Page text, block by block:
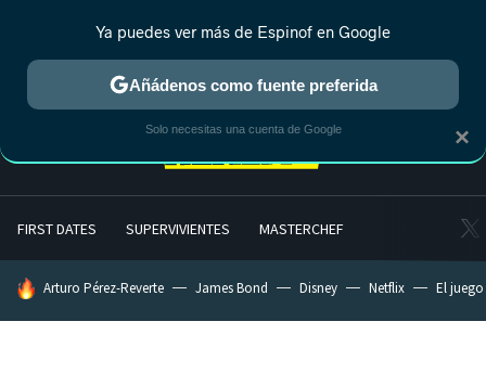
FIRST DATES SUPERVIVIENTES MASTERCHEF
HOY SE HABLA DE
Arturo Pérez-Reverte James Bond Disney Netflix El
×
Ya puedes ver más de Espinof en Google
Añádenos como fuente preferida
Solo necesitas una cuenta de Google